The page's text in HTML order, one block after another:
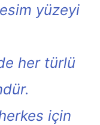
yüzeyi
her türlü
için